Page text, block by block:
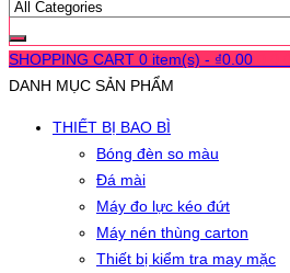
SHOPPING CART 0 item(s) - ₫0.00
DANH MỤC SẢN PHẨM
THIẾT BỊ BAO BÌ
Bóng đèn so màu
Đá mài
Máy đo lực kéo đứt
Máy nén thùng carton
Thiết bị kiểm tra may mặc